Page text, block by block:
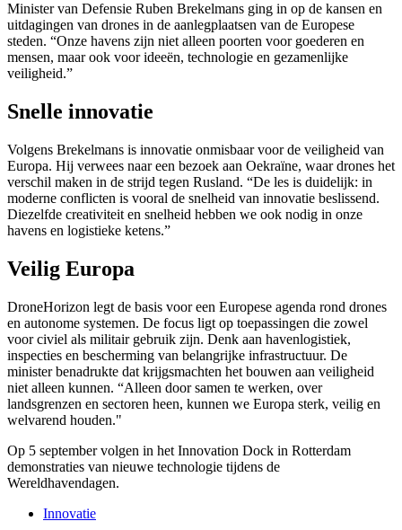
Minister van Defensie Ruben Brekelmans ging in op de kansen en
uitdagingen van drones in de aanlegplaatsen van de Europese
steden. “Onze havens zijn niet alleen poorten voor goederen en
mensen, maar ook voor ideeën, technologie en gezamenlijke
veiligheid.”
Snelle innovatie
Volgens Brekelmans is innovatie onmisbaar voor de veiligheid van
Europa. Hij verwees naar een bezoek aan Oekraïne, waar drones het
verschil maken in de strijd tegen Rusland. “De les is duidelijk: in
moderne conflicten is vooral de snelheid van innovatie beslissend.
Diezelfde creativiteit en snelheid hebben we ook nodig in onze
havens en logistieke ketens.”
Veilig Europa
DroneHorizon legt de basis voor een Europese agenda rond drones
en autonome systemen. De focus ligt op toepassingen die zowel
voor civiel als militair gebruik zijn. Denk aan havenlogistiek,
inspecties en bescherming van belangrijke infrastructuur. De
minister benadrukte dat krijgsmachten het bouwen aan veiligheid
niet alleen kunnen. “Alleen door samen te werken, over
landsgrenzen en sectoren heen, kunnen we Europa sterk, veilig en
welvarend houden."
Op 5 september volgen in het Innovation Dock in Rotterdam
demonstraties van nieuwe technologie tijdens de
Wereldhavendagen.
Innovatie